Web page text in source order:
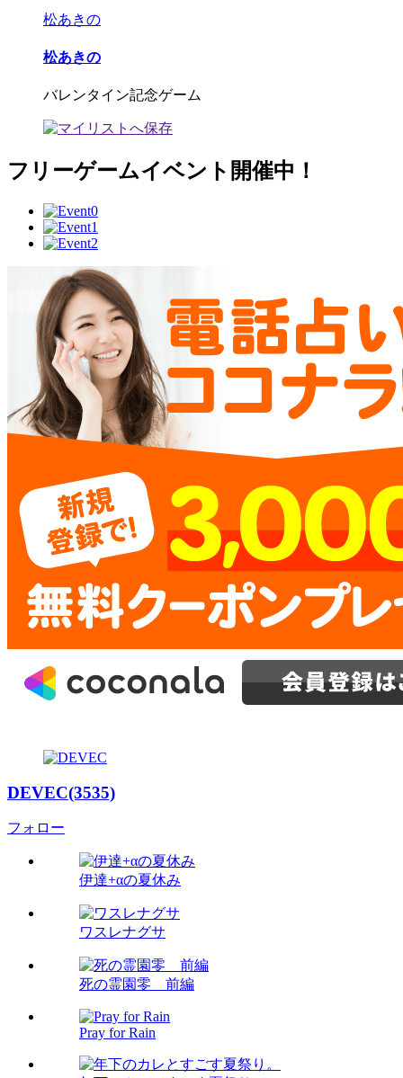
松あきの
松あきの
バレンタイン記念ゲーム
フリーゲームイベント開催中！
DEVEC(3535)
フォロー
伊達+αの夏休み
ワスレナグサ
死の霊園零 前編
Pray for Rain